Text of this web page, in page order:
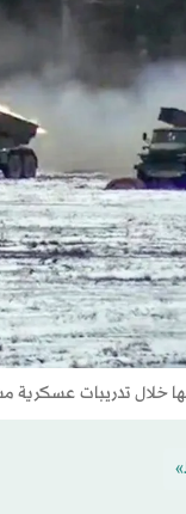
خلال تدريبات عسكرية